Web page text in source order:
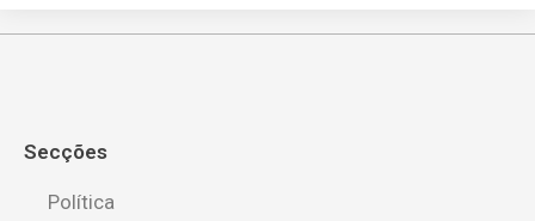
Secções
Política